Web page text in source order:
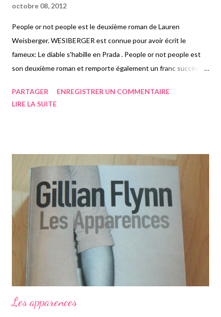
octobre 08, 2012
People or not people est le deuxième roman de Lauren
Weisberger. WESIBERGER est connue pour avoir écrit le
fameux: Le diable s'habille en Prada . People or not people est
son deuxième roman et remporte également un franc succès.
ceux qui ne le sauraient pas Lauren Wesiberger a également
une belle plante new-yorkaise d'une trentaine d'années. Elle
bosse dans une entreprise qu'elle déteste avec un patron
méprisant qui ne lui accorde aucun répit. Travailler 16H par jour
aux Etats-Unis, c'est courant. Mais Beth en a assez et
démissionne poussée par son oncle. En effet Will est son grand
confident à qui elle dit tout, et un jour...
PARTAGER
ENREGISTRER UN COMMENTAIRE
LIRE LA SUITE
Les apparences